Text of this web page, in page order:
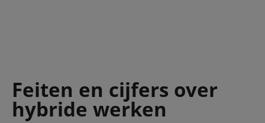
Feiten en cijfers over
hybride werken